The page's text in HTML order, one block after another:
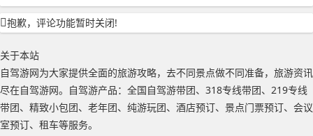
抱歉，评论功能暂时关闭!
关于本站
自驾游网为大家提供全面的旅游攻略，去不同景点做不同准备，旅游资讯
尽在自驾游网。自驾游产品：全国自驾游带团、318专线带团、219专线
带团、精致小包团、老年团、纯游玩团、酒店预订、景点门票预订、会议
室预订、租车等服务。